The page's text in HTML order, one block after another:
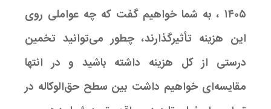
۱۴۰۵ ، به شما خواهیم گفت که چه عواملی روی
این هزینه تأثیرگذارند، چطور می‌توانید تخمین
درستی از کل هزینه داشته باشید و در انتها
مقایسه‌ای خواهیم داشت بین سطح حق‌الوکاله در